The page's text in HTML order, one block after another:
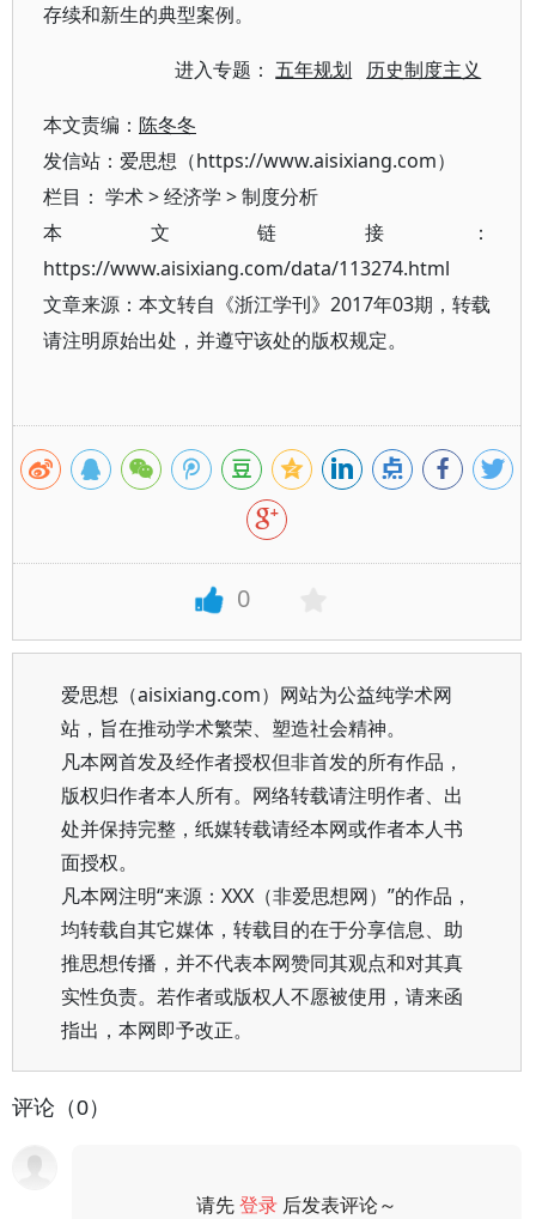
存续和新生的典型案例。
进入专题：五年规划 历史制度主义
本文责编： 陈冬冬
发信站：爱思想（https://www.aisixiang.com）
栏目： 学术>经济学 >制度分析
本文链接：
https://www.aisixiang.com/data/113274.html
文章来源：本文转自《浙江学刊》2017年03期，转载
请注明原始出处，并遵守该处的版权规定。
0
爱思想（aisixiang.com）网站为公益纯学术网
站，旨在推动学术繁荣、塑造社会精神。
凡本网首发及经作者授权但非首发的所有作品，
版权归作者本人所有。网络转载请注明作者、出
处并保持完整，纸媒转载请经本网或作者本人书
面授权。
凡本网注明“来源：XXX（非爱思想网）”的作品，
均转载自其它媒体，转载目的在于分享信息、助
推思想传播，并不代表本网赞同其观点和对其真
实性负责。若作者或版权人不愿被使用，请来函
指出，本网即予改正。
评论（0）
请先登录 后发表评论～